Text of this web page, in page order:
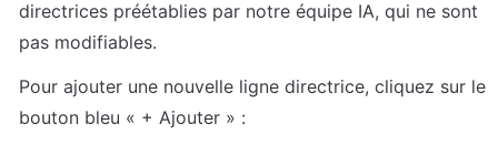
directrices préétablies par notre équipe IA, qui ne sont
pas modifiables.
Pour ajouter une nouvelle ligne directrice, cliquez sur le